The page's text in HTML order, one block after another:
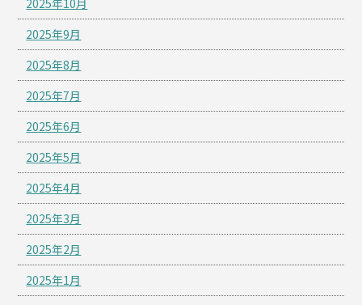
2025年9月
2025年8月
2025年7月
2025年6月
2025年5月
2025年4月
2025年3月
2025年2月
2025年1月